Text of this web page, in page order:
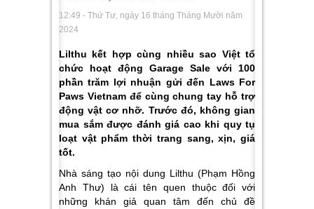
12:49 - Thứ Tư, ngày 16 tháng Tháng Mười năm
2024
Lilthu kết hợp cùng nhiều sao Việt tổ
chức hoạt động Garage Sale với 100
phần trăm lợi nhuận gửi đến Laws For
Paws Vietnam để cùng chung tay hỗ trợ
động vật cơ nhỡ. Trước đó, không gian
mua sắm được đánh giá cao khi quy tụ
loạt vật phẩm thời trang sang, xịn, giá
tốt.
Nhà sáng tạo nội dung Lilthu (Phạm Hồng
Anh Thư) là cái tên quen thuộc đối với
những khán giả quan tâm đến chủ đề